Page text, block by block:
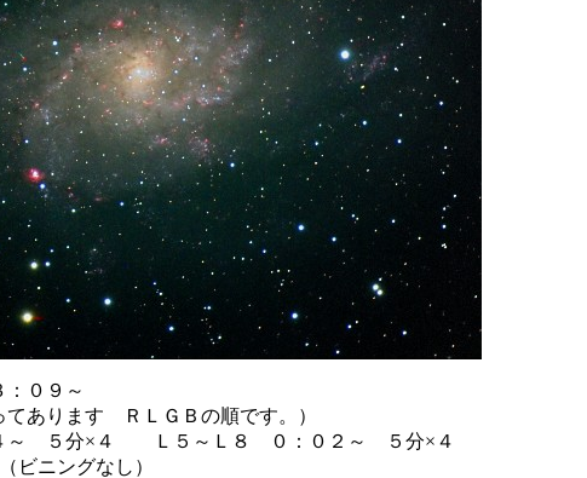
０９～
てあります ＲＬＧＢの順です。）
５分×４ Ｌ５～Ｌ８ ０：０２～ ５分×４
ニングなし）